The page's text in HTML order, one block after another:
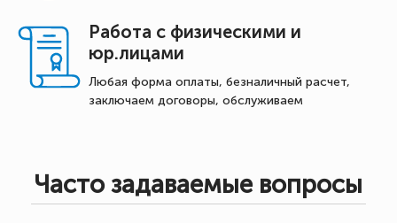
Работа с физическими и
юр.лицами
Любая форма оплаты, безналичный расчет,
заключаем договоры, обслуживаем
Часто задаваемые вопросы